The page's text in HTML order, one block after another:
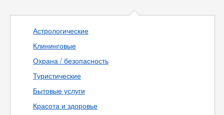
Астрологические
Клининговые
Охрана / безопасность
Туристические
Бытовые услуги
Красота и здоровье